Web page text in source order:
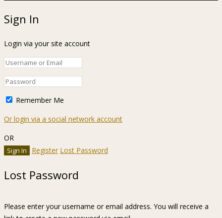
Sign In
Login via your site account
Remember Me
Or login via a social network account
OR
Register Lost Password
Lost Password
Please enter your username or email address. You will receive a